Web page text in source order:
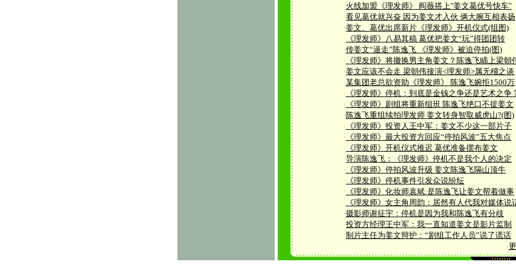
·火线加盟《理发师》 阎薇搭上"姜文葛优号快车"
·看见葛优就兴奋 因为姜文才入伙 俩大腕互相表扬
·姜文、葛优出席新片《理发师》开机仪式(组图)
· 《理发师》八易其稿 葛优把姜文“玩”得团团转
·传姜文“逼走”陈逸飞 《理发师》被迫停拍(图)
· 《理发师》将撤换男主角姜文？陈逸飞瞄上梁朝
·姜文应该不会走 梁朝伟接演<理发师>属无稽之谈
·某集团老总欲资助《理发师》 陈逸飞婉拒1500万
· 《理发师》停机：到底是金钱之争还是艺术之争
· 《理发师》剧组将重新组班 陈逸飞绝口不提姜文
· 陈逸飞重组续拍理发师 姜文转身智取威虎山?(图)
· 《理发师》投资人王中军：姜文不少这一部片子
· 《理发师》最大投资方回应“停拍风波”五大焦点
· 《理发师》开机仪式推迟 葛优准备摆布姜文
·导演陈逸飞：《理发师》停机不是我个人的决定
· 《理发师》停拍风波升级 姜文陈逸飞隔山顶牛
· 《理发师》停机事件引发众说纷纭
· 《理发师》化妆师袁斌:是陈逸飞让姜文帮着做事
· 《理发师》女主角周韵：居然有人代我对媒体说
·摄影师谢征宇：停机是因为我和陈逸飞有分歧
·投资方经理王中军：我一直知道姜文是影片监制
·制片主任为姜文辩护：“剧组工作人员”说了谎话